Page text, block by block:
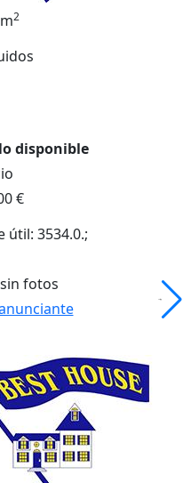
2
disponible
€
útil: 3534.0.;
fotos